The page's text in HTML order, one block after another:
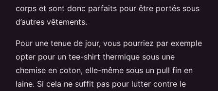
corps et sont donc parfaits pour être portés sous
d’autres vêtements.
Pour une tenue de jour, vous pourriez par exemple
opter pour un tee-shirt thermique sous une
chemise en coton, elle-même sous un pull fin en
laine. Si cela ne suffit pas pour lutter contre le